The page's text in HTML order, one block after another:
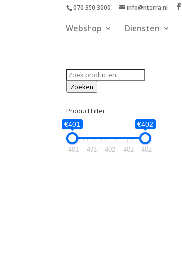
070 350 3000 info@nterra.nl
Webshop Diensten
Zoeken
naar:
Zoeken
Product Filter
€401 €402
401 401 402 402 402